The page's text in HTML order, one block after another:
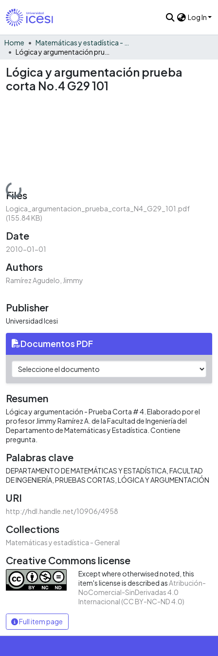
Log In
Home
Lógica y argumentación prueba
corta No.4 G29 101
Loading...
Files
Logica_argumentacion_prueba_corta_N4_G29_101.pdf
(155.84 KB)
Date
2010-01-01
Authors
Ramírez Agudelo, Jimmy
Publisher
Universidad Icesi
Documentos PDF
Resumen
Lógica y argumentación - Prueba Corta # 4. Elaborado por el
profesor Jimmy Ramírez A. de la Facultad de Ingeniería del
Departamento de Matemáticas y Estadística. Contiene
pregunta.
Palabras clave
DEPARTAMENTO DE MATEMÁTICAS Y ESTADÍSTICA FACULTAD
DE INGENIERÍA PRUEBAS CORTAS LÓGICA Y ARGUMENTACIÓN
URI
http://hdl.handle.net/10906/4958
Collections
Matemáticas y estadística - General
Creative Commons license
Except where otherwised noted, this
item's license is described asAtribución-
NoComercial-SinDerivadas 4.0
Internacional (CC BY-NC-ND 4.0)
Full item page